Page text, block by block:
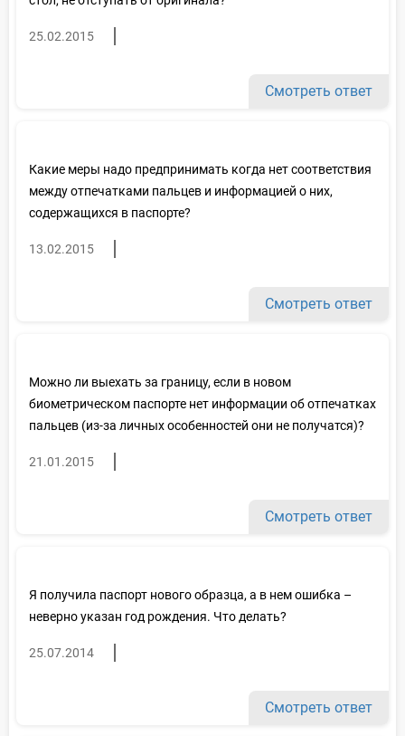
25.02.2015
Смотреть ответ
Какие меры надо предпринимать когда нет соответствия
между отпечатками пальцев и информацией о них,
содержащихся в паспорте?
13.02.2015
Смотреть ответ
Можно ли выехать за границу, если в новом
биометрическом паспорте нет информации об отпечатках
пальцев (из-за личных особенностей они не получатся)?
21.01.2015
Смотреть ответ
Я получила паспорт нового образца, а в нем ошибка –
неверно указан год рождения. Что делать?
25.07.2014
Смотреть ответ